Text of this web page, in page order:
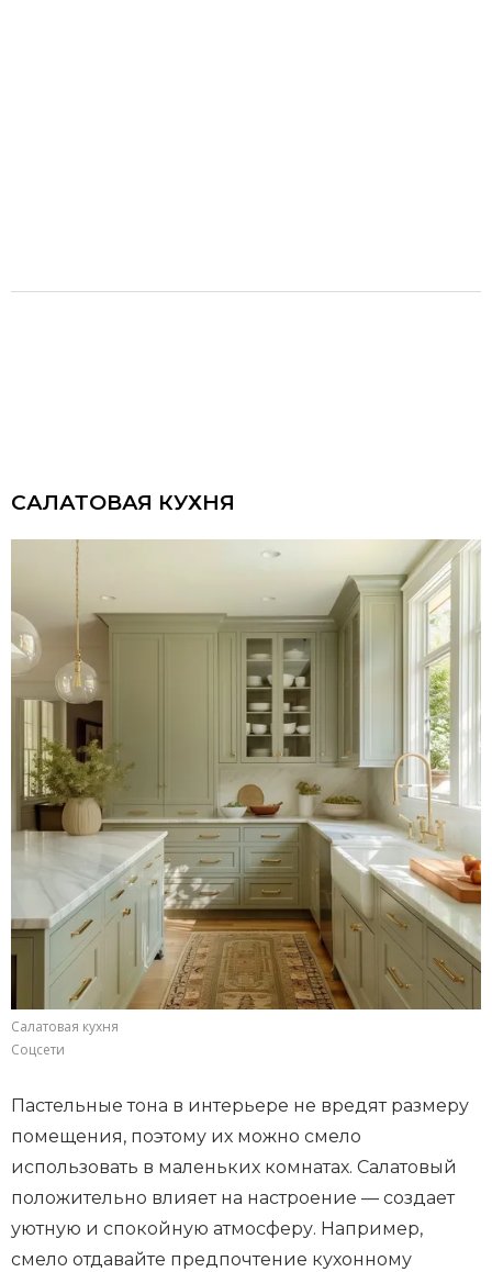
САЛАТОВАЯ КУХНЯ
Салатовая кухня
Соцсети
Пастельные тона в интерьере не вредят размеру
помещения, поэтому их можно смело
использовать в маленьких комнатах. Салатовый
положительно влияет на настроение — создает
уютную и спокойную атмосферу. Например,
смело отдавайте предпочтение кухонному